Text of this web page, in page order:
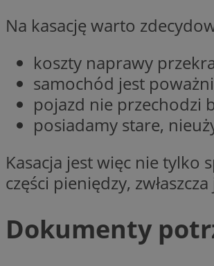
Na kasację warto
koszty naprawy
samochód jest
pojazd nie przechodzi
posiadamy stare,
Kasacja jest więc nie
części pieniędzy,
Dokumenty